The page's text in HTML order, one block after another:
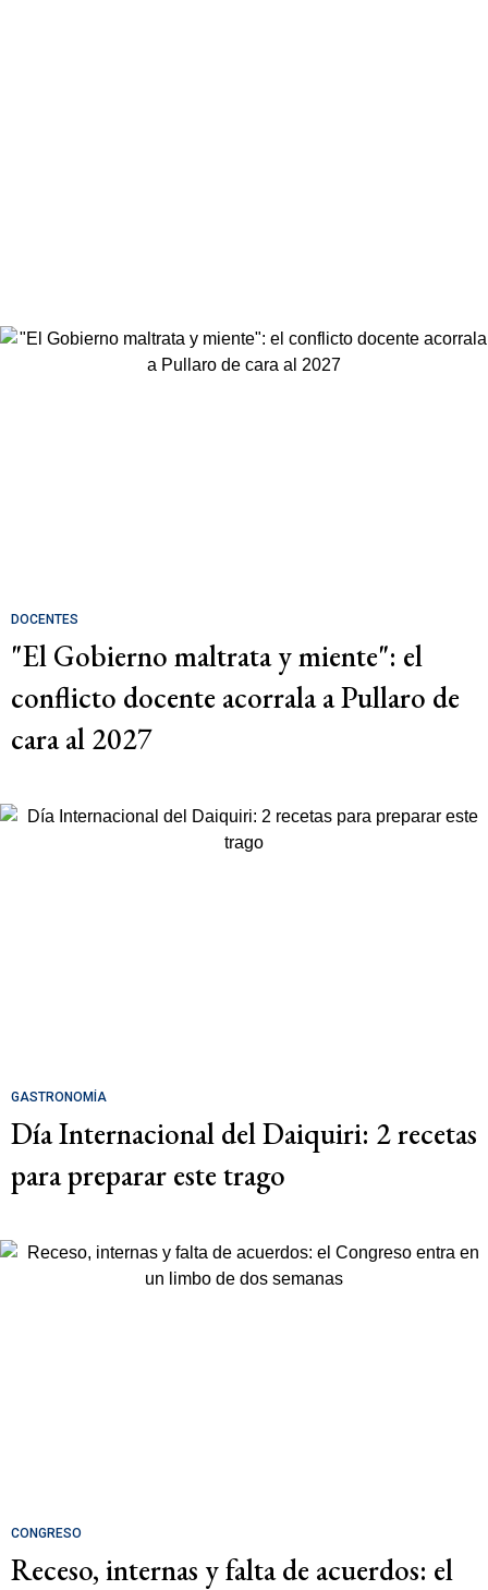
DOCENTES
"El Gobierno maltrata y miente": el
conflicto docente acorrala a Pullaro de
cara al 2027
GASTRONOMÍA
Día Internacional del Daiquiri: 2 recetas
para preparar este trago
CONGRESO
Receso, internas y falta de acuerdos: el